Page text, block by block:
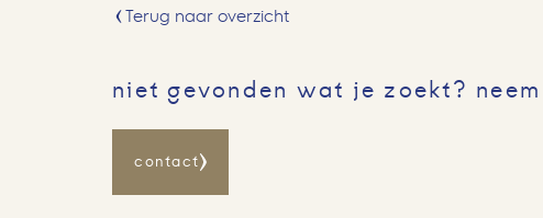
Terug naar overzicht
niet gevonden wat je zoekt?
contact